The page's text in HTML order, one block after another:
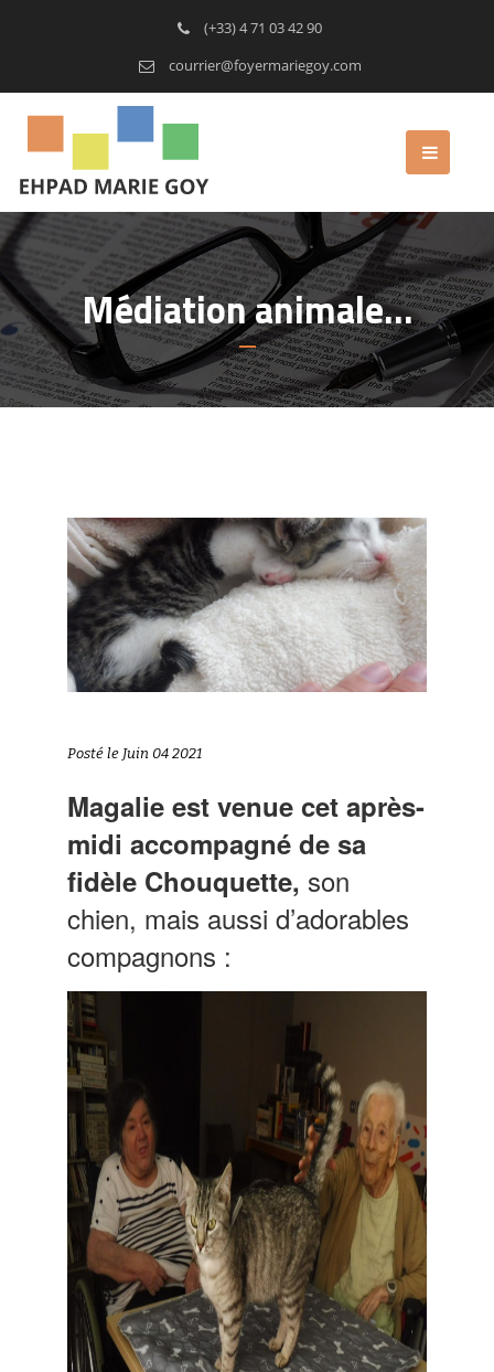
(+33) 4 71 03 42 90
courrier@foyermariegoy.com
Médiation animale…
Posté le Juin 04 2021
Magalie est venue cet après-
midi accompagné de sa
fidèle Chouquette, son
chien, mais aussi d’adorables
compagnons :